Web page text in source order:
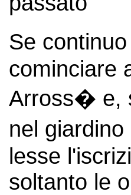
Se
cominciare
Arross� e,
nel
lesse
soltanto le